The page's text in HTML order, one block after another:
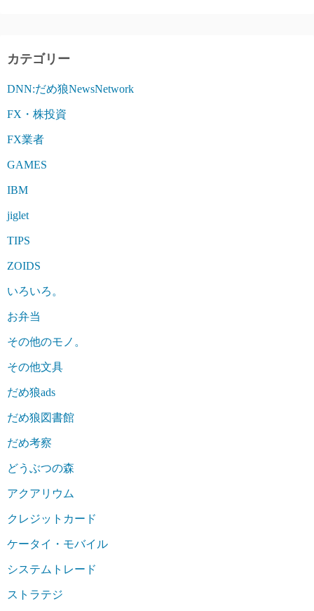
カテゴリー
DNN:だめ狼NewsNetwork
FX・株投資
FX業者
GAMES
IBM
jiglet
TIPS
ZOIDS
いろいろ。
お弁当
その他のモノ。
その他文具
だめ狼ads
だめ狼図書館
だめ考察
どうぶつの森
アクアリウム
クレジットカード
ケータイ・モバイル
システムトレード
ストラテジ